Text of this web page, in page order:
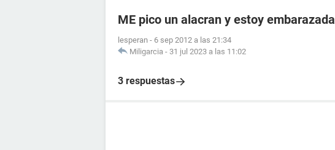
ME pico un alacran y estoy embarazada
lesperan - 6 sep 2012 a las 21:34
Miligarcia - 31 jul 2023 a las 11:02
3 respuestas